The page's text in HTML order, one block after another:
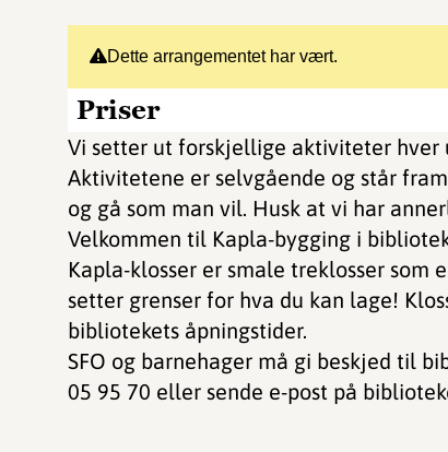
Dette arrangementet har vært.
Priser
Vi setter ut forskjellige aktiviteter hver
Aktivitetene er selvgående og står
og gå som man vil. Husk at vi har
Velkommen til Kapla-bygging i
Kapla-klosser er smale treklosser som
setter grenser for hva du kan lage!
bibliotekets åpningstider.
SFO og barnehager må gi beskjed til
05 95 70 eller sende e-post på